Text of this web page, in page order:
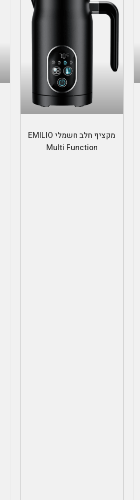
הוספה לסל
מקציף חלב חשמלי EMILIO
Multi Function